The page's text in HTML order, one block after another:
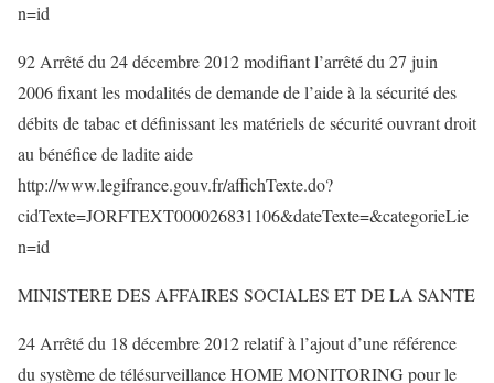
n=id
92 Arrêté du 24 décembre 2012 modifiant l’arrêté du 27 juin
2006 fixant les modalités de demande de l’aide à la sécurité des
débits de tabac et définissant les matériels de sécurité ouvrant droit
au bénéfice de ladite aide
http://www.legifrance.gouv.fr/affichTexte.do?
cidTexte=JORFTEXT000026831106&dateTexte=&categorieLie
n=id
MINISTERE DES AFFAIRES SOCIALES ET DE LA SANTE
24 Arrêté du 18 décembre 2012 relatif à l’ajout d’une référence
du système de télésurveillance HOME MONITORING pour le